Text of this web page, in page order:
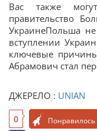
Вас также могут
правительство
УкраинеПольша не
вступлении
ключевые
Абрамович стал
ДЖЕРЕЛО : UNIAN
0 Понравилось